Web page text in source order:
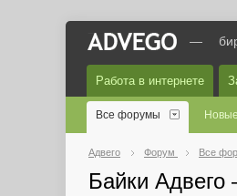
—
Работа в интернете
Все форумы
Адвего Форум Все
Байки